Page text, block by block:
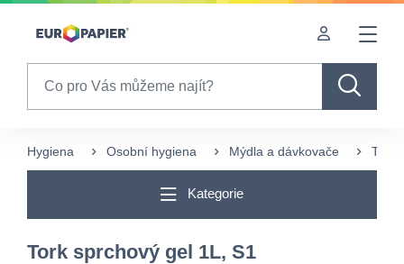
Table Of Content
Často nakupované s tímto produktem
Pro Vás zajímavé produkty
Hygiena Osobní hygiena Mýdla a dávkovače
Kategorie
Tork sprchový gel 1L, S1